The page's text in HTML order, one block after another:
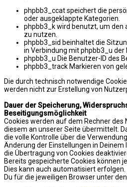
phpbb3_ccat speichert die
oder ausgeklappte Kategorien.
phpbb3_k wird benutzt, um den
zu nutzen.
phpbb3_sid beinhaltet die
in Verbindung mit phpbb3_u der
phpbb3_u Die Benutzer-ID des
phpbb3_track Markieren von
Die durch technisch notwendige
werden nicht zur Erstellung von
Dauer der Speicherung,
Beseitigungsmöglichkeit
Cookies werden auf dem Rechner des
diesem an unserer Seite übermittelt.
die volle Kontrolle über die
Änderung der Einstellungen in
die Übertragung von Cookies
Bereits gespeicherte Cookies können
Dies kann auch automatisiert
Du für die jeweiligen Browser unter